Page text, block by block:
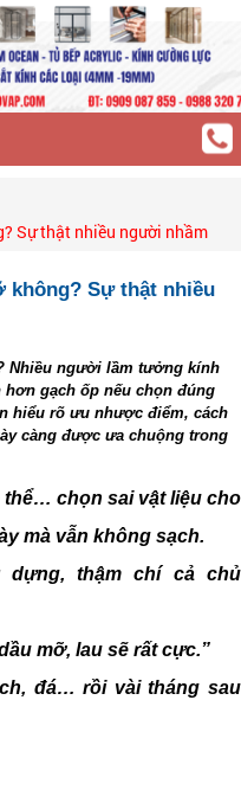
Sự thật nhiều người nhầm
không? Sự thật nhiều
Nhiều người lầm tưởng kính
gạch ốp nếu chọn đúng
hiểu rõ ưu nhược điểm, cách
càng được ưa chuộng trong
thể… chọn sai vật liệu cho
mà vẫn không sạch.
dựng, thậm chí cả chủ
mỡ, lau sẽ rất cực.”
đá… rồi vài tháng sau